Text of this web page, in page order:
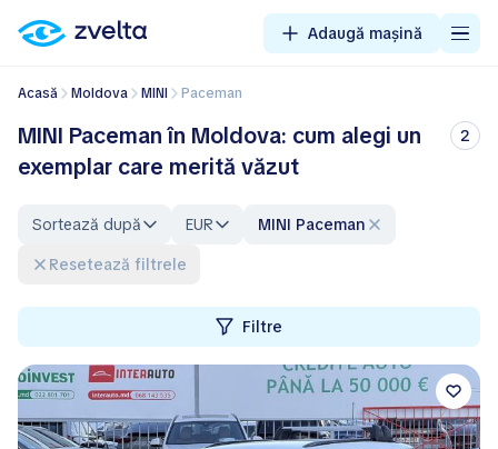
Adaugă mașină
Acasă Moldova MINI Paceman
MINI Paceman în Moldova: cum alegi un
exemplar care merită văzut
2
Sortează după EUR
MINI Paceman
Resetează filtrele
Filtre